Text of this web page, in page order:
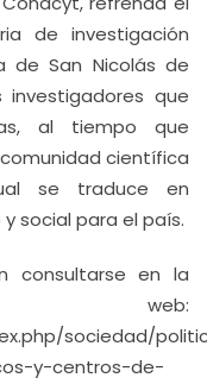
de investigación
de San Nicolás de
investigadores que
al tiempo que
científica
se traduce en
social para el país.
consultarse en la
web:
sociedad/
y-centros-de-